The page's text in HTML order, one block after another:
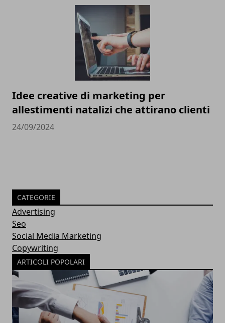
Idee creative di marketing per
allestimenti natalizi che attirano clienti
24/09/2024
CATEGORIE
Advertising
Seo
Social Media Marketing
Copywriting
ARTICOLI POPOLARI